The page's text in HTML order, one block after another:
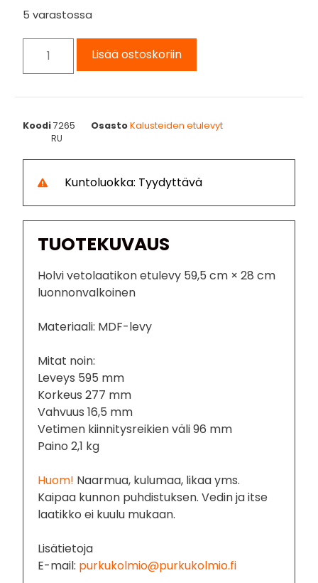
5 varastossa
Lisää ostoskoriin
Koodi7265 OsastoKalusteiden etulevyt
RU
Kuntoluokka: Tyydyttävä
TUOTEKUVAUS
Holvi vetolaatikon etulevy 59,5 cm × 28 cm
luonnonvalkoinen
Materiaali: MDF-levy
Mitat noin:
Leveys 595 mm
Korkeus 277 mm
Vahvuus 16,5 mm
Vetimen kiinnitysreikien väli 96 mm
Paino 2,1 kg
Huom! Naarmua, kulumaa, likaa yms.
Kaipaa kunnon puhdistuksen. Vedin ja itse
laatikko ei kuulu mukaan.
Lisätietoja
E-mail: purkukolmio@purkukolmio.fi